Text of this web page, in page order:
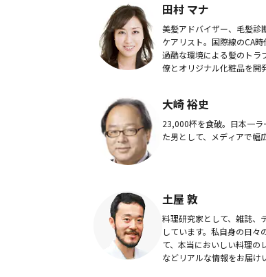
田村 マナ
美髪アドバイザー、毛髪診
ケアリスト。国際線のCA
過酷な環境による髪のトラ
僚とオリジナル化粧品を開
大崎 裕史
23,000杯を食破。日本一ラ
た男として、メディアで幅
土屋 敦
料理研究家として、雑誌、
しています。私自身の日々
て、本当においしい料理の
などリアルな情報をお届け